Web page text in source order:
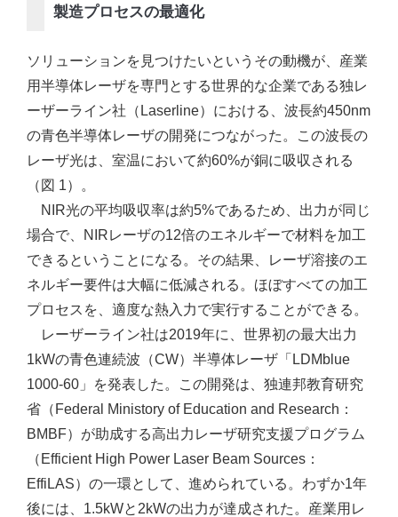
製造プロセスの最適化
ソリューションを見つけたいというその動機が、産業
用半導体レーザを専門とする世界的な企業である独レ
ーザーライン社（Laserline）における、波長約450nm
の青色半導体レーザの開発につながった。この波長の
レーザ光は、室温において約60%が銅に吸収される
（図 1）。
NIR光の平均吸収率は約5%であるため、出力が同じ
場合で、NIRレーザの12倍のエネルギーで材料を加工
できるということになる。その結果、レーザ溶接のエ
ネルギー要件は大幅に低減される。ほぼすべての加工
プロセスを、適度な熱入力で実行することができる。
レーザーライン社は2019年に、世界初の最大出力
1kWの青色連続波（CW）半導体レーザ「LDMblue
1000-60」を発表した。この開発は、独連邦教育研究
省（Federal Ministory of Education and Research：
BMBF）が助成する高出力レーザ研究支援プログラム
（Efficient High Power Laser Beam Sources：
EffiLAS）の一環として、進められている。わずか1年
後には、1.5kWと2kWの出力が達成された。産業用レ